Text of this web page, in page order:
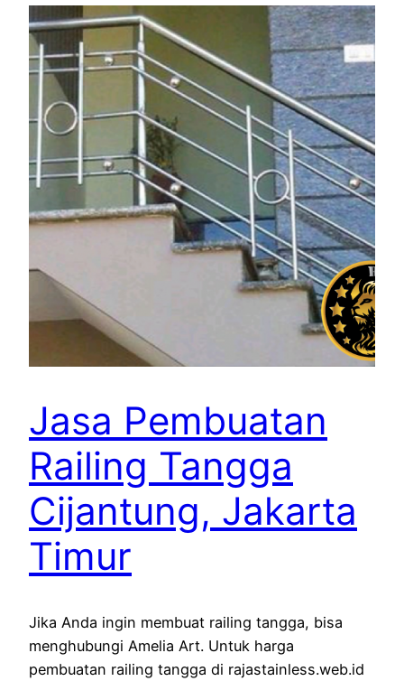
Jasa Pembuatan
Railing Tangga
Cijantung, Jakarta
Timur
Jika Anda ingin membuat railing tangga, bisa
menghubungi Amelia Art. Untuk harga
pembuatan railing tangga di rajastainless.web.id